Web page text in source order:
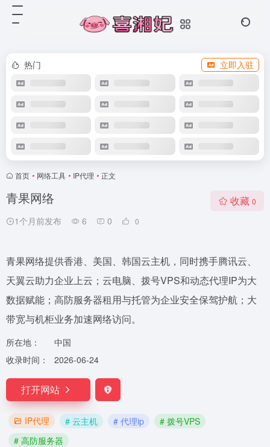
热门 立即入驻
首页 • 网络工具 • IP代理 • 正文
青果网络
1个月前发布 6 0 0
收藏 0
青果网络提供香港、美国、韩国云主机，同时携手腾讯云、
天翼云助力企业上云；云电脑、拨号VPS和动态代理IP为大
数据赋能；高防服务器租用与托管为企业安全保驾护航；大
带宽与机柜业务加速网络访问。
所在地：
中国
收录时间：
2026-06-24
打开网站
IP代理 # 云主机 # 代理ip
# 拨号VPS
# 高防服务器